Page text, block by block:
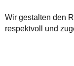
Wir gestalten den
respektvoll und